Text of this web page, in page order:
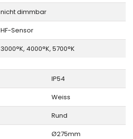
nicht dimmbar
HF-Sensor
3000°K, 4000°K, 5700°K
IP54
Weiss
Rund
Ø275mm